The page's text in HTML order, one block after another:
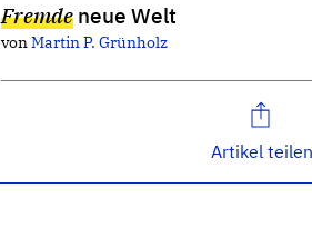
Fremde neue Welt
vonMartin P. Grünholz
Artikel teilen